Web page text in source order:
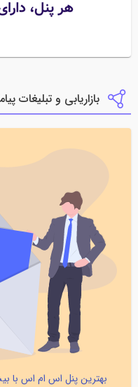
بازاریابی و تبلیغات
بهترین پنل اس ام اس با